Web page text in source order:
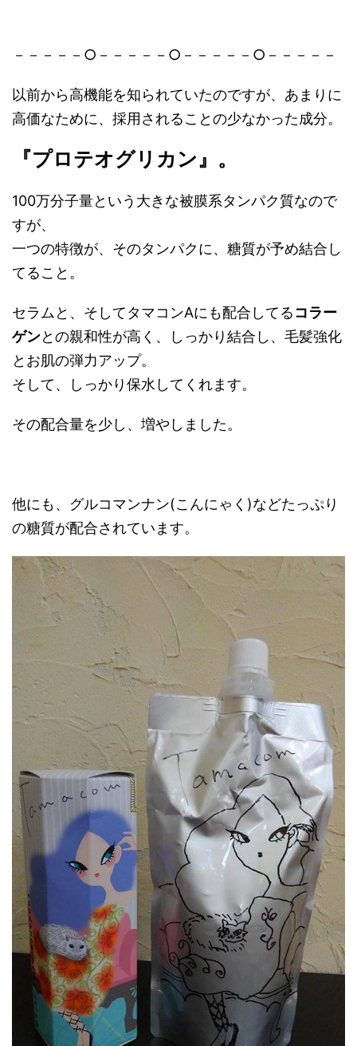
－－－－－○－－－－－○－－－－－○－－－－－
以前から高機能を知られていたのですが、あまりに
高価なために、採用されることの少なかった成分。
『プロテオグリカン』。
100万分子量という大きな被膜系タンパク質なので
すが、
一つの特徴が、そのタンパクに、糖質が予め結合し
てること。
セラムと、そしてタマコンAにも配合してるコラー
ゲンとの親和性が高く、しっかり結合し、毛髪強化
とお肌の弾力アップ。
そして、しっかり保水してくれます。
その配合量を少し、増やしました。
他にも、グルコマンナン(こんにゃく)などたっぷり
の糖質が配合されています。